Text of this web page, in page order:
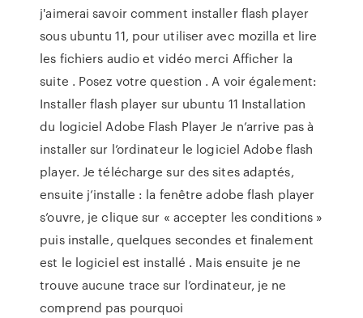
j'aimerai savoir comment installer flash player
sous ubuntu 11, pour utiliser avec mozilla et lire
les fichiers audio et vidéo merci Afficher la
suite . Posez votre question . A voir également:
Installer flash player sur ubuntu 11 Installation
du logiciel Adobe Flash Player Je n’arrive pas à
installer sur l’ordinateur le logiciel Adobe flash
player. Je télécharge sur des sites adaptés,
ensuite j’installe : la fenêtre adobe flash player
s’ouvre, je clique sur « accepter les conditions »
puis installe, quelques secondes et finalement
est le logiciel est installé . Mais ensuite je ne
trouve aucune trace sur l’ordinateur, je ne
comprend pas pourquoi